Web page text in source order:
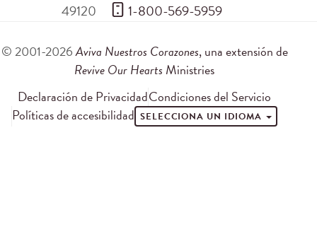
49120
1-800-569-5959
© 2001-2026Aviva Nuestros Corazones, una extensión de
Revive Our Hearts Ministries
Declaración de PrivacidadCondiciones del Servicio
Políticas de accesibilidad SELECCIONA UN IDIOMA